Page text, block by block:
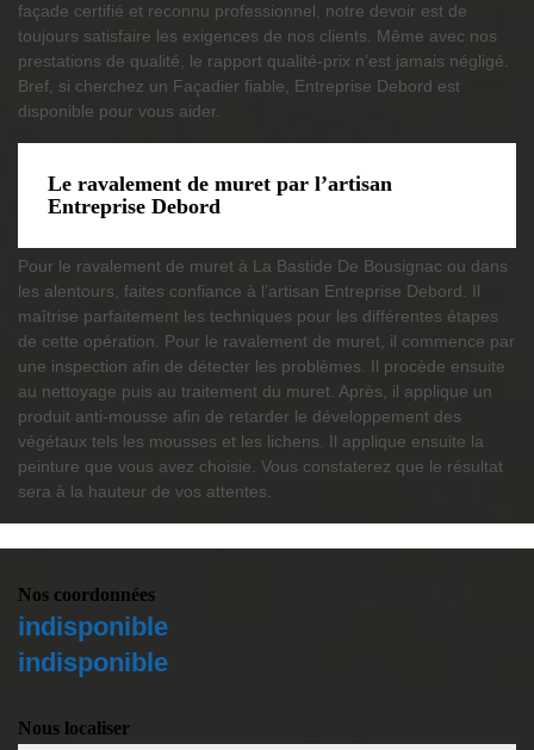
façade certifié et reconnu professionnel, notre devoir est de
toujours satisfaire les exigences de nos clients. Même avec nos
prestations de qualité, le rapport qualité-prix n’est jamais négligé.
Bref, si cherchez un Façadier fiable, Entreprise Debord est
disponible pour vous aider.
Le ravalement de muret par l’artisan
Entreprise Debord
Pour le ravalement de muret à La Bastide De Bousignac ou dans
les alentours, faites confiance à l’artisan Entreprise Debord. Il
maîtrise parfaitement les techniques pour les différentes étapes
de cette opération. Pour le ravalement de muret, il commence par
une inspection afin de détecter les problèmes. Il procède ensuite
au nettoyage puis au traitement du muret. Après, il applique un
produit anti-mousse afin de retarder le développement des
végétaux tels les mousses et les lichens. Il applique ensuite la
peinture que vous avez choisie. Vous constaterez que le résultat
sera à la hauteur de vos attentes.
Nos coordonnées
indisponible
indisponible
Nous localiser